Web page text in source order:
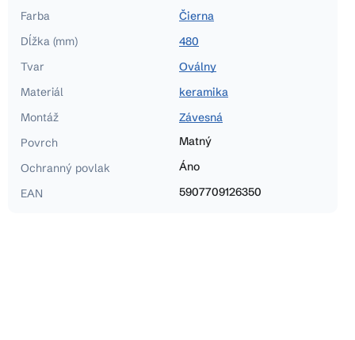
Farba
Čierna
Dĺžka (mm)
480
Tvar
Oválny
Materiál
keramika
Montáž
Závesná
Povrch
Matný
Ochranný povlak
Áno
EAN
5907709126350